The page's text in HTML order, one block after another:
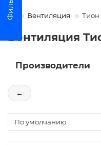
Вентиляция Тион
Вентиляция
Производители
←